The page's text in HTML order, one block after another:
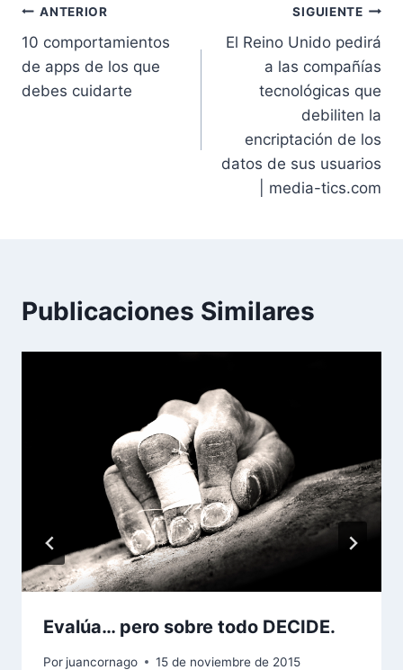
Navegación
de
entradas
ANTERIOR
10 comportamientos
de apps de los que
debes cuidarte
SIGUIENTE
El Reino Unido pedirá
a las compañías
tecnológicas que
debiliten la
encriptación de los
datos de sus usuarios
| media-tics.com
Publicaciones Similares
Evalúa… pero sobre todo DECIDE.
Por juancornago 15 de noviembre de 2015